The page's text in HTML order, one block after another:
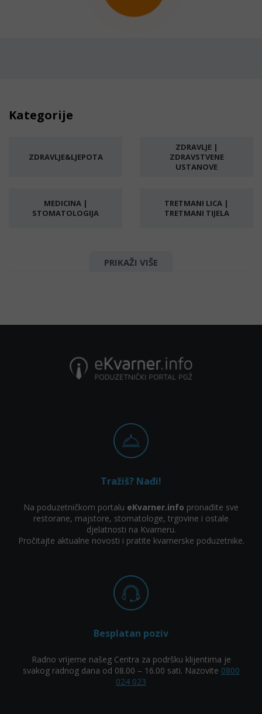
Kategorije
ZDRAVLJE&LJEPOTA
ZDRAVLJE |
ZDRAVSTVENE
USTANOVE
MEDICINA |
STOMATOLOGIJA
TRETMANI LICA |
TRETMANI TIJELA
Zubotehnički
laboratorij
Zubni rendgen
Zubni implantati
Zubne navlake |
Ljuskice za zube
Oralna kirurgija |
Oralni kirurg
PRIKAŽI VIŠE
Tražiš? Nađi!
Na poduzetničkom portalu eKvarner.info pronađite sve
restorane, majstore, stomatologe, trgovine i ostale
djelatnosti na Kvarneru.
Pročitajte aktualne novosti i pratite kvarnerske poduzetnike.
Besplatan poziv
Radno vrijeme našeg Centra za podršku klijentima je
svakog radnog dana od 08.00 – 16.00 sati. Nazovite 0800
024 023